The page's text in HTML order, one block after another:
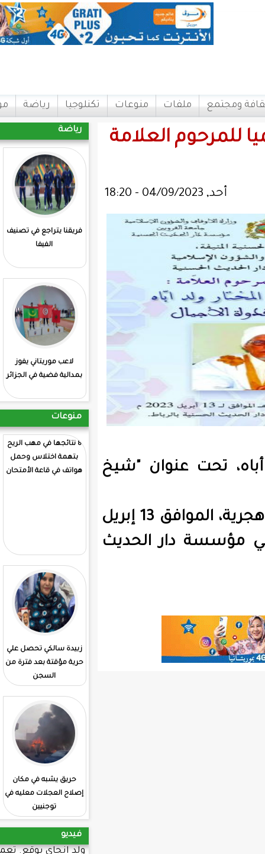
منوعات تكنلوجيا رياضة مواقع اتصل بنا
رياضة
فريقنا يتراجع في تصنيف
المرابطون يفوزون علي
مدغشقر
لاعب موريتاني يفوز
: انطلاق منافسات
الشطرنج بمشاركة
منوعات
بتهمة اختلاس وحمل
هواتف في قاعة الأمتحان
حرية مؤقتة بعد فترة من
قيادة الأركان تعلن عن
اكتتاب لضباط. بشرط
الحصول. علي البكلوريا
التعليم العالي يفتح
منصة رقمية للتسجيل
في كليات الجامعة
ولد انجاي يوقع. تعميما يحرم طلب شراء
"شيخ
وسيقام الحفل يوم الخميس 22 رمضان 1444 هجرية، الموافق 13 إبريل
في مؤسسة دار الحديث